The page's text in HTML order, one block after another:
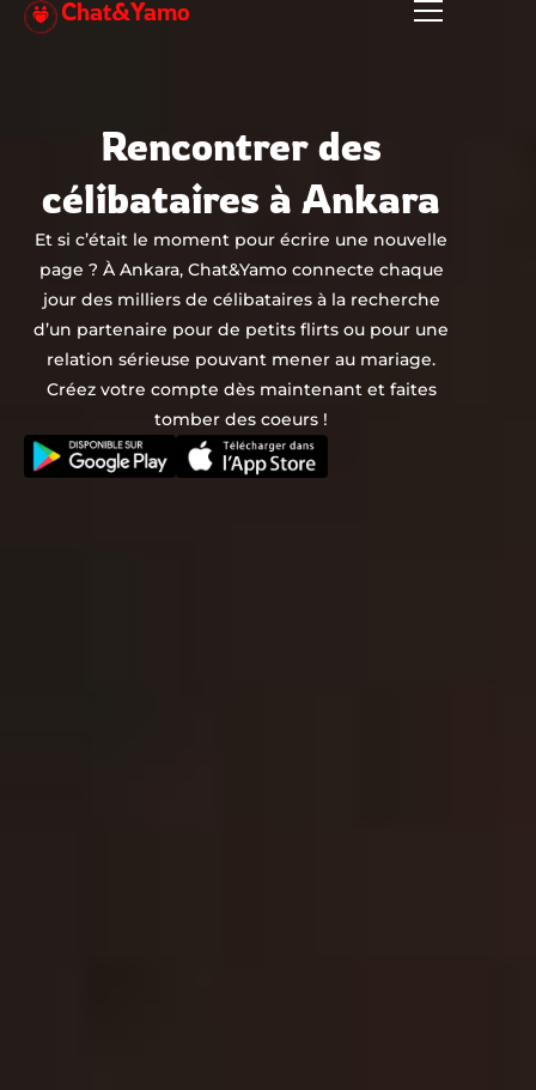
Aller
Chat&Yamo
Rencontrer des
célibataires à Ankara
Et si c’était le moment pour écrire une nouvelle
page ? À Ankara, Chat&Yamo connecte chaque
jour des milliers de célibataires à la recherche
d’un partenaire pour de petits flirts ou pour une
relation sérieuse pouvant mener au mariage.
Créez votre compte dès maintenant et faites
tomber des coeurs !